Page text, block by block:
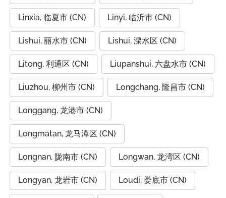
Linxia, 临夏市 (CN) Linyi, 临沂市 (CN)
Lishui, 丽水市 (CN) Lishui, 溧水区 (CN)
Litong, 利通区 (CN) Liupanshui, 六盘水市 (CN)
Liuzhou, 柳州市 (CN) Longchang, 隆昌市 (CN)
Longgang, 龙港市 (CN)
Longmatan, 龙马潭区 (CN)
Longnan, 陇南市 (CN) Longwan, 龙湾区 (CN)
Longyan, 龙岩市 (CN) Loudi, 娄底市 (CN)